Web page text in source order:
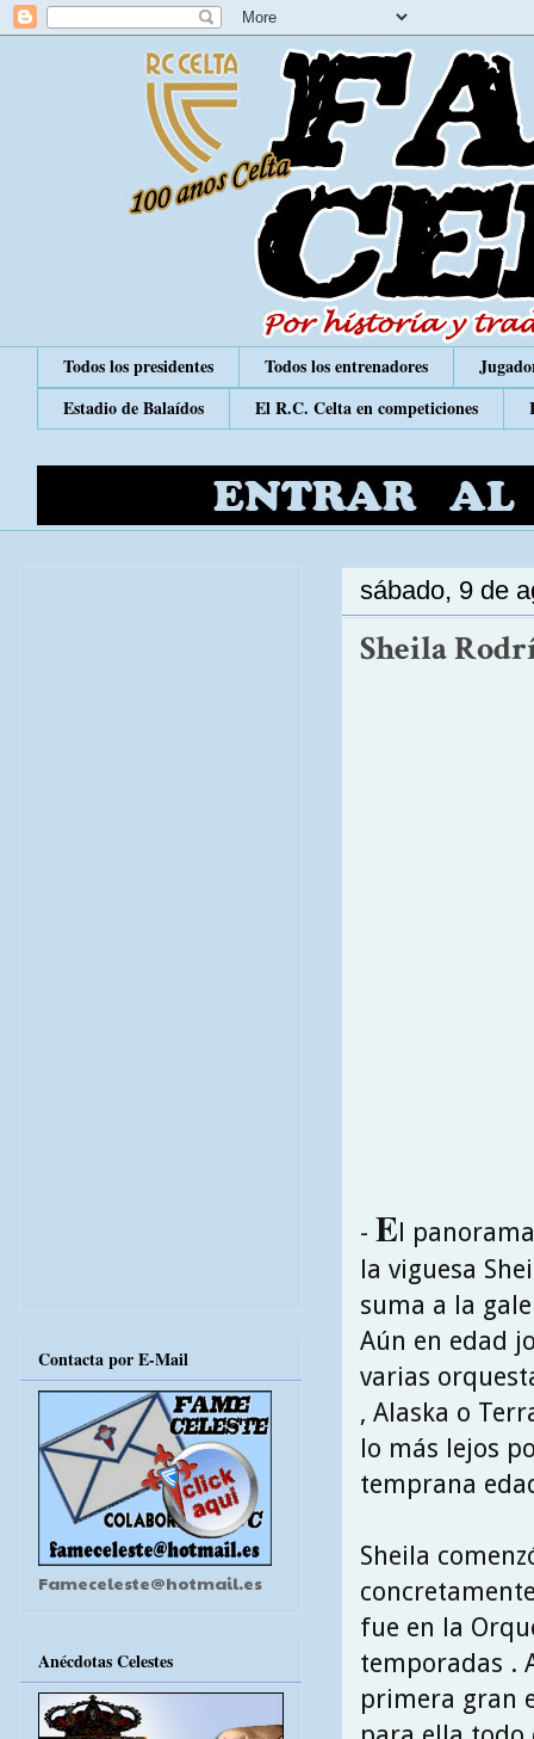
Todos los presidentes Todos los entrenadores
Estadio de Balaídos
El R.C. Celta en competiciones
sábado, 9 de
Sheila
- El
la viguesa
suma a la
Aún en edad
varias
, Alaska o
lo más lejos
temprana
Sheila
fue en la
temporadas .
primera gran
Contacta por E-Mail
Fameceleste@hotmail.es
Anécdotas Celestes